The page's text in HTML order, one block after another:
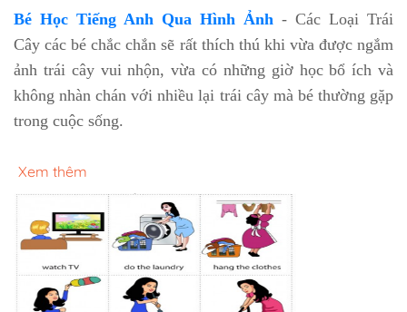
Bé Học Tiếng Anh Qua Hình Ảnh - Các Loại Trái
Cây các bé chắc chắn sẽ rất thích thú khi vừa được ngắm
ảnh trái cây vui nhộn, vừa có những giờ học bổ ích và
không nhàn chán với nhiều lại trái cây mà bé thường gặp
trong cuộc sống.
Xem thêm